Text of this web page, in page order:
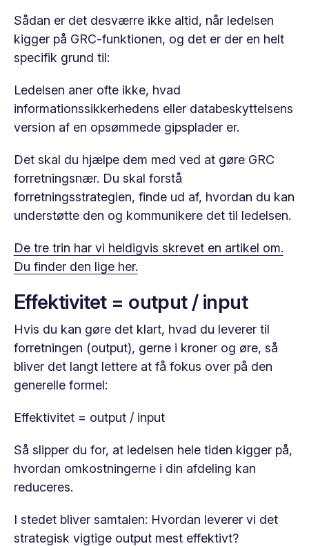
Sådan er det desværre ikke altid, når ledelsen
kigger på GRC-funktionen, og det er der en helt
specifik grund til:
Ledelsen aner ofte ikke, hvad
informationssikkerhedens eller databeskyttelsens
version af en opsømmede gipsplader er.
Det skal du hjælpe dem med ved at gøre GRC
forretningsnær. Du skal forstå
forretningsstrategien, finde ud af, hvordan du kan
understøtte den og kommunikere det til ledelsen.
De tre trin har vi heldigvis skrevet en artikel om.
Du finder den lige her.
Effektivitet = output / input
Hvis du kan gøre det klart, hvad du leverer til
forretningen (output), gerne i kroner og øre, så
bliver det langt lettere at få fokus over på den
generelle formel:
Effektivitet = output / input
Så slipper du for, at ledelsen hele tiden kigger på,
hvordan omkostningerne i din afdeling kan
reduceres.
I stedet bliver samtalen: Hvordan leverer vi det
strategisk vigtige output mest effektivt?